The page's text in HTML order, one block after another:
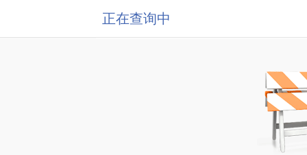
正在查询中